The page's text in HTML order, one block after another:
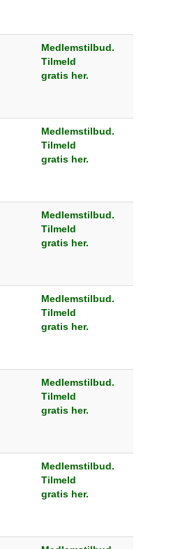
Medlemstilbud.
Tilmeld
gratis her.
Medlemstilbud.
Tilmeld
gratis her.
Medlemstilbud.
Tilmeld
gratis her.
Medlemstilbud.
Tilmeld
gratis her.
Medlemstilbud.
Tilmeld
gratis her.
Medlemstilbud.
Tilmeld
gratis her.